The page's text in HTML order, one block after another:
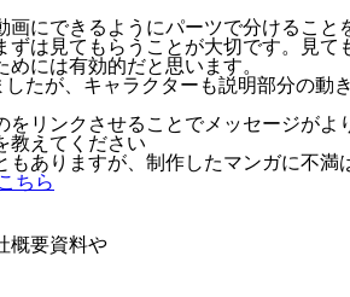
にできるようにパーツで分けること
ずは見てもらうことが大切です。見
には有効的だと思います。
たが、キャラクターも説明部分の動
リンクさせることでメッセージが
教えてください
ありますが、制作したマンガに不
ちら
概要資料や